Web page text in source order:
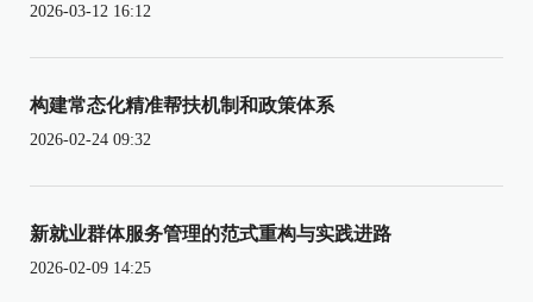
2026-03-12 16:12
构建常态化精准帮扶机制和政策体系
2026-02-24 09:32
新就业群体服务管理的范式重构与实践进路
2026-02-09 14:25